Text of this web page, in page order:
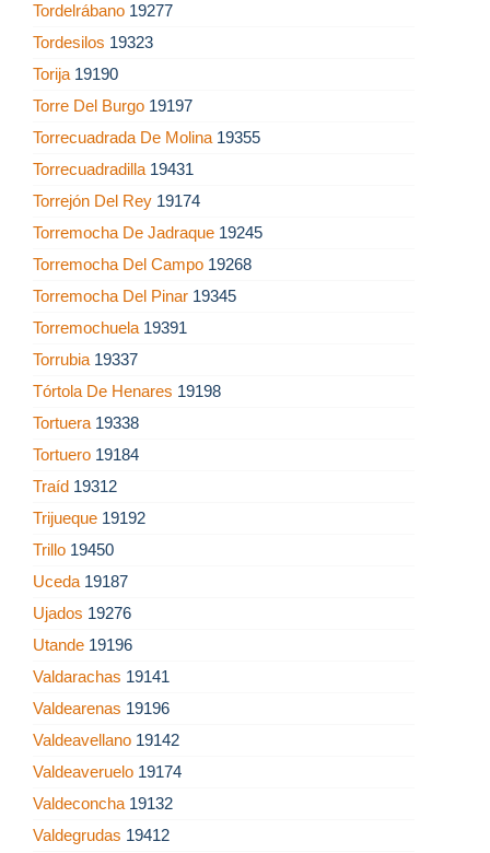
Tordelrábano 19277
Tordesilos 19323
Torija 19190
Torre Del Burgo 19197
Torrecuadrada De Molina 19355
Torrecuadradilla 19431
Torrejón Del Rey 19174
Torremocha De Jadraque 19245
Torremocha Del Campo 19268
Torremocha Del Pinar 19345
Torremochuela 19391
Torrubia 19337
Tórtola De Henares 19198
Tortuera 19338
Tortuero 19184
Traíd 19312
Trijueque 19192
Trillo 19450
Uceda 19187
Ujados 19276
Utande 19196
Valdarachas 19141
Valdearenas 19196
Valdeavellano 19142
Valdeaveruelo 19174
Valdeconcha 19132
Valdegrudas 19412